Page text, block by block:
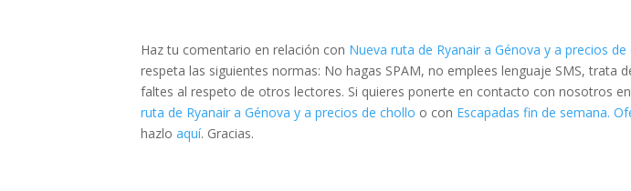
Haz tu comentario en relación con Nueva ruta de Ryanair a Génova y a precios de
respeta las siguientes normas: No hagas SPAM, no emplees lenguaje SMS, trata
faltes al respeto de otros lectores. Si quieres ponerte en contacto con nosotros
ruta de Ryanair a Génova y a precios de chollo o con Escapadas fin de semana.
hazloaquí. Gracias.